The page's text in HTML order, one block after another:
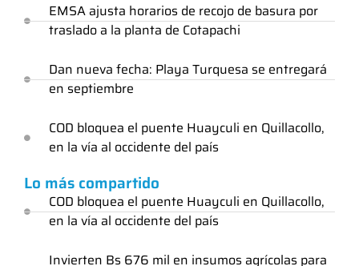
EMSA ajusta horarios de recojo de basura por
traslado a la planta de Cotapachi
Dan nueva fecha: Playa Turquesa se entregará
en septiembre
COD bloquea el puente Huayculi en Quillacollo,
en la vía al occidente del país
Lo más compartido
COD bloquea el puente Huayculi en Quillacollo,
en la vía al occidente del país
Invierten Bs 676 mil en insumos agrícolas para